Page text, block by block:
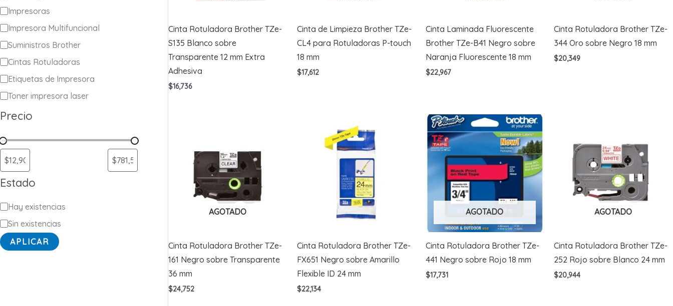
a
t
e
g
o
r
a
Impresoras
Impresora Multifuncional
Suministros Brother
Cintas Rotuladoras
Etiquetas de Impresora
Toner impresora laser
Precio
Estado
E
s
t
Hay existencias
Sin existencias
APLICAR
Cinta Rotuladora Brother TZe-
S135 Blanco sobre
Transparente 12 mm Extra
Adhesiva
$16,736
Cinta de Limpieza Brother TZe-
CL4 para Rotuladoras P-touch
18 mm
$17,612
Cinta Laminada Fluorescente
Brother TZe-B41 Negro sobre
Naranja Fluorescente 18 mm
$22,967
Cinta Rotuladora Brother TZe-
344 Oro sobre Negro 18 mm
$20,349
AGOTADO
Cinta Rotuladora Brother TZe-
161 Negro sobre Transparente
36 mm
$24,752
Cinta Rotuladora Brother TZe-
FX651 Negro sobre Amarillo
Flexible ID 24 mm
$22,134
AGOTADO
Cinta Rotuladora Brother TZe-
441 Negro sobre Rojo 18 mm
$17,731
AGOTADO
Cinta Rotuladora Brother TZe-
252 Rojo sobre Blanco 24 mm
$20,944